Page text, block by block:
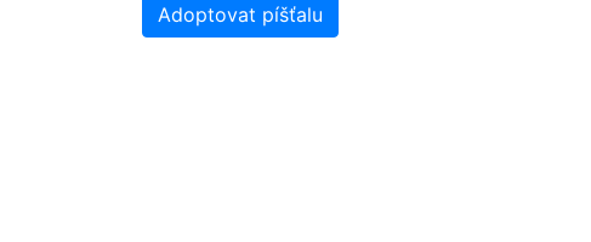
Adoptovat píšťalu